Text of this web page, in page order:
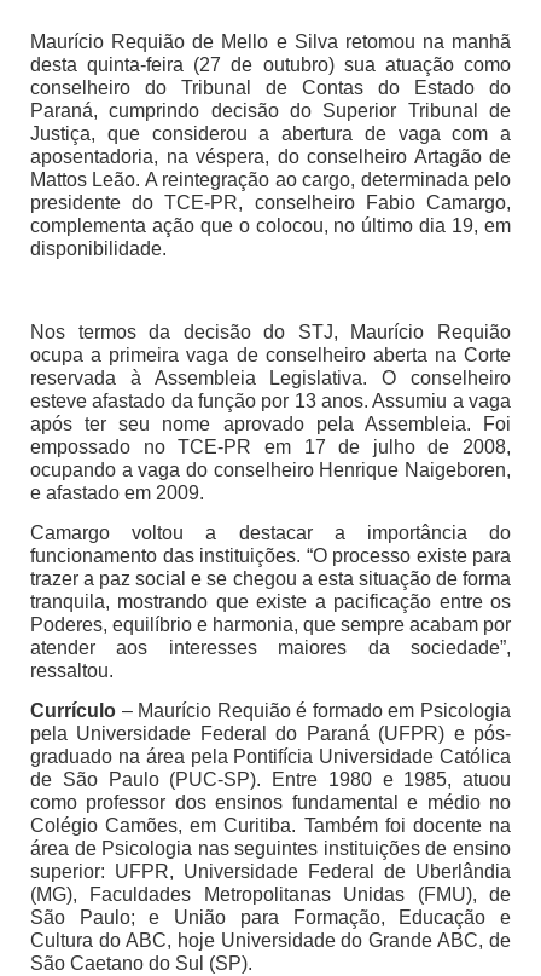
Maurício Requião de Mello e Silva retomou na manhã
desta quinta-feira (27 de outubro) sua atuação como
conselheiro do Tribunal de Contas do Estado do
Paraná, cumprindo decisão do Superior Tribunal de
Justiça, que considerou a abertura de vaga com a
aposentadoria, na véspera, do conselheiro Artagão de
Mattos Leão. A reintegração ao cargo, determinada pelo
presidente do TCE-PR, conselheiro Fabio Camargo,
complementa ação que o colocou, no último dia 19, em
disponibilidade.
Nos termos da decisão do STJ, Maurício Requião
ocupa a primeira vaga de conselheiro aberta na Corte
reservada à Assembleia Legislativa. O conselheiro
esteve afastado da função por 13 anos. Assumiu a vaga
após ter seu nome aprovado pela Assembleia. Foi
empossado no TCE-PR em 17 de julho de 2008,
ocupando a vaga do conselheiro Henrique Naigeboren,
e afastado em 2009.
Camargo voltou a destacar a importância do
funcionamento das instituições. “O processo existe para
trazer a paz social e se chegou a esta situação de forma
tranquila, mostrando que existe a pacificação entre os
Poderes, equilíbrio e harmonia, que sempre acabam por
atender aos interesses maiores da sociedade”,
ressaltou.
Currículo – Maurício Requião é formado em Psicologia
pela Universidade Federal do Paraná (UFPR) e pós-
graduado na área pela Pontifícia Universidade Católica
de São Paulo (PUC-SP). Entre 1980 e 1985, atuou
como professor dos ensinos fundamental e médio no
Colégio Camões, em Curitiba. Também foi docente na
área de Psicologia nas seguintes instituições de ensino
superior: UFPR, Universidade Federal de Uberlândia
(MG), Faculdades Metropolitanas Unidas (FMU), de
São Paulo; e União para Formação, Educação e
Cultura do ABC, hoje Universidade do Grande ABC, de
São Caetano do Sul (SP).